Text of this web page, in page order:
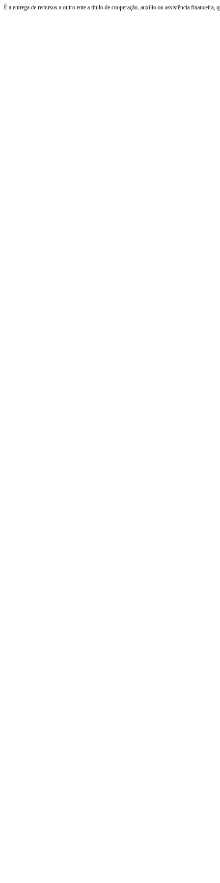
É a entrega de recursos a outro ente a título de cooperação, auxílio ou assistência